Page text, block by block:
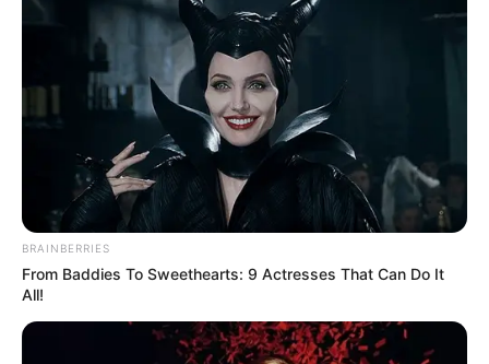
BRAINBERRIES
From Baddies To Sweethearts: 9 Actresses That Can Do It
All!